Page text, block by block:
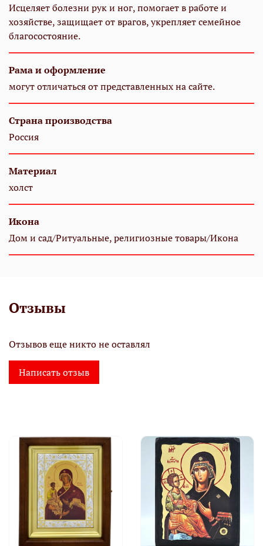
Исцеляет болезни рук и ног, помогает в работе и
хозяйстве, защищает от врагов, укрепляет семейное
благосостояние.
Рама и оформление
могут отличаться от представленных на сайте.
Страна производства
Россия
Материал
холст
Икона
Дом и сад/Ритуальные, религиозные товары/Икона
Отзывы
Отзывов еще никто не оставлял
Написать отзыв